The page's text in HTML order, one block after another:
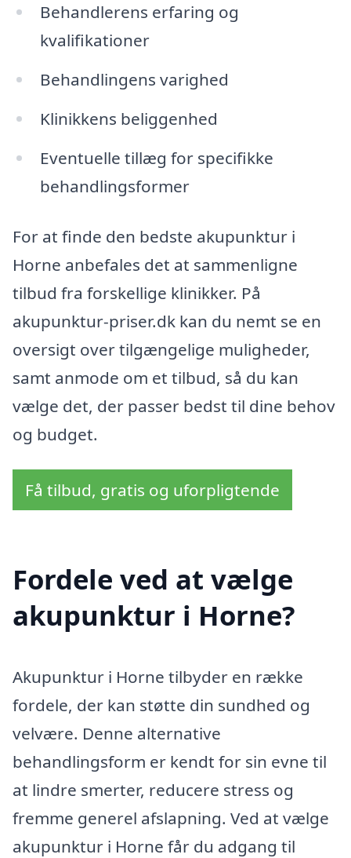
Behandlerens erfaring og
kvalifikationer
Behandlingens varighed
Klinikkens beliggenhed
Eventuelle tillæg for specifikke
behandlingsformer
For at finde den bedste akupunktur i
Horne anbefales det at sammenligne
tilbud fra forskellige klinikker. På
akupunktur-priser.dk kan du nemt se en
oversigt over tilgængelige muligheder,
samt anmode om et tilbud, så du kan
vælge det, der passer bedst til dine behov
og budget.
Få tilbud, gratis og uforpligtende
Fordele ved at vælge
akupunktur i Horne?
Akupunktur i Horne tilbyder en række
fordele, der kan støtte din sundhed og
velvære. Denne alternative
behandlingsform er kendt for sin evne til
at lindre smerter, reducere stress og
fremme generel afslapning. Ved at vælge
akupunktur i Horne får du adgang til